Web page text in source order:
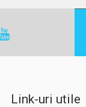
Link-uri utile